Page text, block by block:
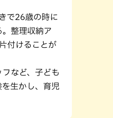
で26歳の時に
整理収納ア
付けることが
など、子ども
生かし、育児